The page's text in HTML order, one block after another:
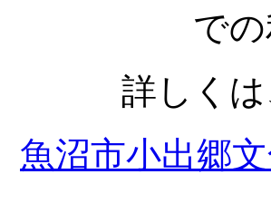
で
詳しく
魚沼市小出郷